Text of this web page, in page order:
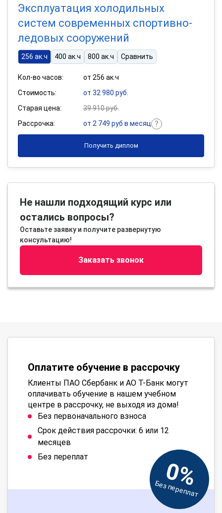
Эксплуатация холодильных
систем современных спортивно-
ледовых сооружений
256 ак.ч 400 ак.ч 800 ак.ч Сравнить
Кол-во часов:
от 256 ак.ч
Стоимость:
от 32 980 руб.
Старая цена:
39 910 руб.
Рассрочка:
от 2 749 руб в месяц
Получить диплом
Не нашли подходящий курс или
остались вопросы?
Оставьте заявку и получите развернутую
консультацию!
Заказать звонок
Оплатите обучение в рассрочку
Клиенты ПАО Сбербанк и АО Т-Банк могут
оплачивать обучение в нашем учебном
центре в рассрочку, не выходя из дома!
Без первоначального взноса
Срок действия рассрочки: 6 или 12
месяцев
Без переплат
0%
Без переплат